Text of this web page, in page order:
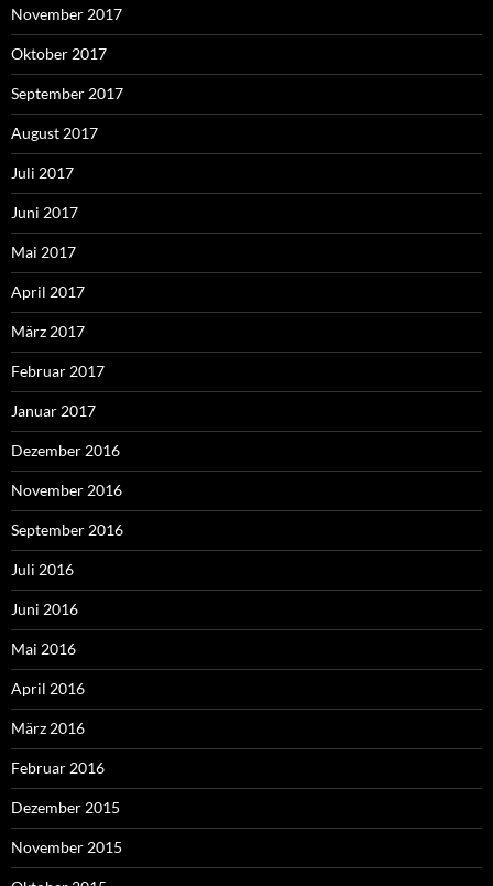
November 2017
Oktober 2017
September 2017
August 2017
Juli 2017
Juni 2017
Mai 2017
April 2017
März 2017
Februar 2017
Januar 2017
Dezember 2016
November 2016
September 2016
Juli 2016
Juni 2016
Mai 2016
April 2016
März 2016
Februar 2016
Dezember 2015
November 2015